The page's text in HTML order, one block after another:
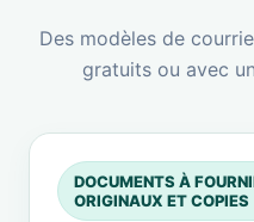
Des modèles de
gratuits ou avec
DOCUMENTS À
ORIGINAUX ET COPIES